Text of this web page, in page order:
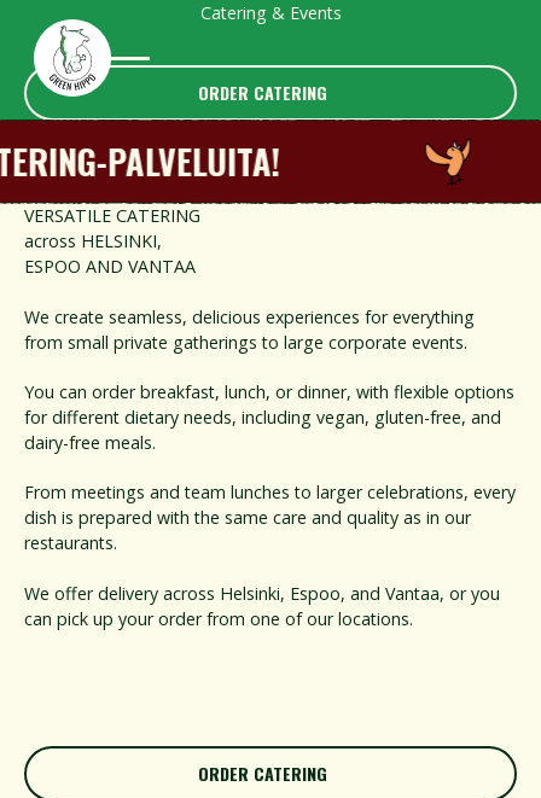
Catering & Events
ORDER CATERING
PALVELUITA!
VERSATILE CATERING
across HELSINKI,
ESPOO AND VANTAA
We create seamless, delicious experiences for everything
from small private gatherings to large corporate events.
You can order breakfast, lunch, or dinner, with flexible options
for different dietary needs, including vegan, gluten-free, and
dairy-free meals.
From meetings and team lunches to larger celebrations, every
dish is prepared with the same care and quality as in our
restaurants.
We offer delivery across Helsinki, Espoo, and Vantaa, or you
can pick up your order from one of our locations.
ORDER CATERING
ORDER CATERING